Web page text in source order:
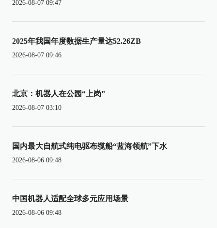
2026-08-07 09:47
2025年我国年度数据生产量达52.26ZB
2026-08-07 09:46
北京：机器人在公园“上岗”
2026-08-07 03:10
国内最大自航式纯电驱布缆船“蓝海领航”下水
2026-08-06 09:48
中国机器人适配全球多元应用场景
2026-08-06 09:48